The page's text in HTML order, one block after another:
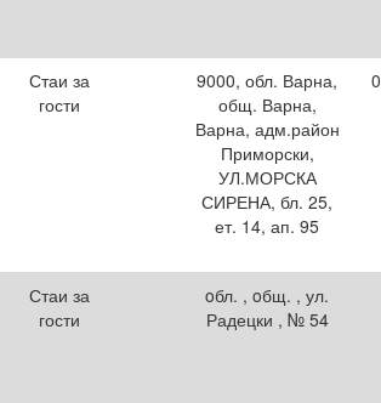
Стаи за
гости
9000, обл. Варна,
общ. Варна,
Варна, адм.район
Приморски,
УЛ.МОРСКА
СИРЕНА, бл. 25,
ет. 14, ап. 95
Стаи за
гости
oбл. , oбщ. , ул.
Радецки , № 54